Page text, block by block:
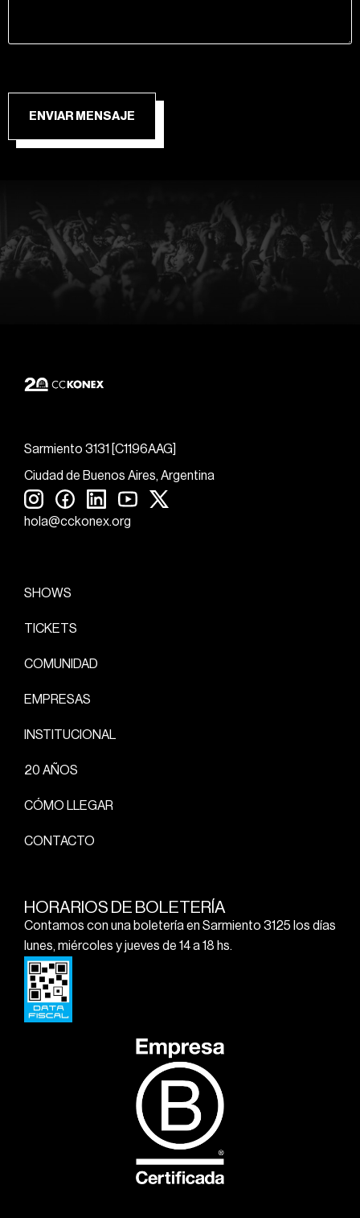
ENVIAR MENSAJE
Sarmiento 3131 [C1196AAG]
Ciudad de Buenos Aires, Argentina
hola@cckonex.org
SHOWS
TICKETS
COMUNIDAD
EMPRESAS
INSTITUCIONAL
20 AÑOS
CÓMO LLEGAR
CONTACTO
HORARIOS DE BOLETERÍA
Contamos con una boletería en Sarmiento 3125 los días
lunes, miércoles y jueves de 14 a 18 hs.